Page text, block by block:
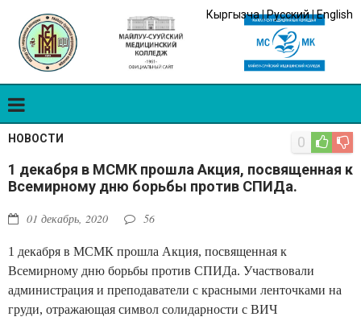
Кыргызча|Русский|English
НОВОСТИ
1 декабря в МСМК прошла Акция, посвященная к
Всемирному дню борьбы против СПИДа.
01 декабрь, 2020 56
0
1 декабря в МСМК прошла Акция, посвященная к
Всемирному дню борьбы против СПИДа. Участвовали
администрация и преподаватели с красными ленточками на
груди, отражающая символ солидарности с ВИЧ